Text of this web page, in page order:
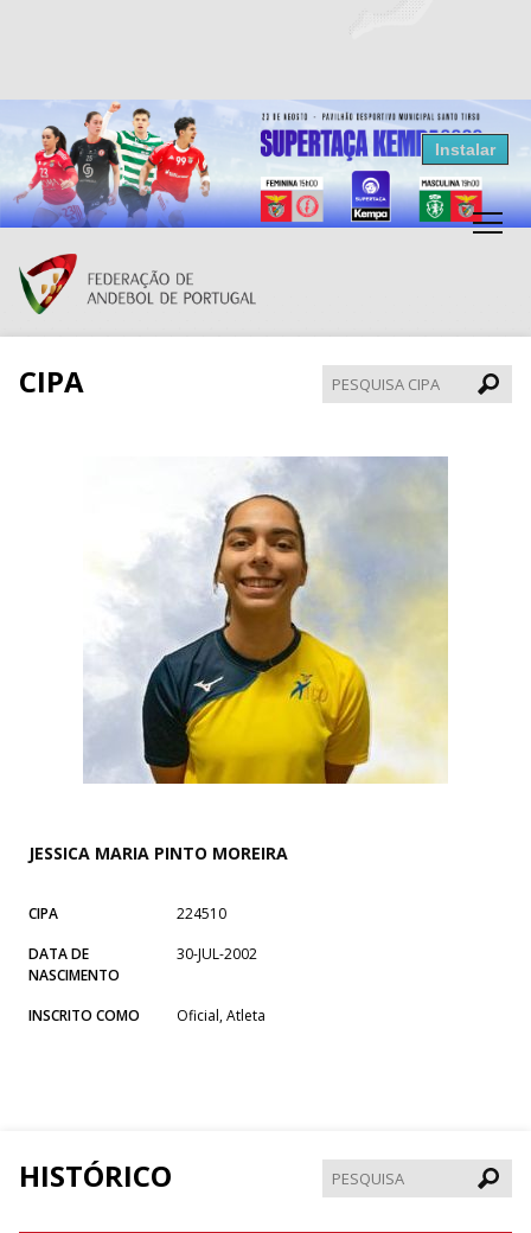
Resultados Andebol
Federação de Andebol de Portugal
Grátis - Disponivel na Play Store
Instalar
CIPA
CIPA
JESSICA MARIA PINTO MOREIRA
CIPA
224510
DATA DE
NASCIMENTO
30-JUL-2002
INSCRITO COMO Oficial, Atleta
HISTÓRICO